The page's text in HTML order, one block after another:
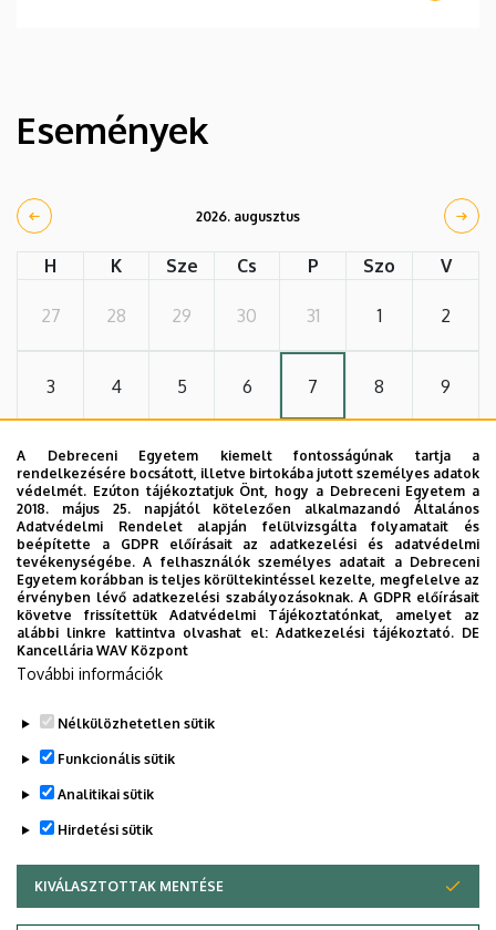
Események
2026. augusztus
H K Sze Cs P Szo V
27 28 29 30 31 1 2
3 4 5 6 7 8 9
10 11 12 13 14 15 16
17 18 19 20 21 22 23
24 25 26 27 28 29 30
31 1
A Debreceni Egyetem kiemelt fontosságúnak tartja a
rendelkezésére bocsátott, illetve birtokába jutott személyes adatok
védelmét. Ezúton tájékoztatjuk Önt, hogy a Debreceni Egyetem a
2018. május 25. napjától kötelezően alkalmazandó Általános
Adatvédelmi Rendelet alapján felülvizsgálta folyamatait és
beépítette a GDPR előírásait az adatkezelési és adatvédelmi
tevékenységébe. A felhasználók személyes adatait a Debreceni
Egyetem korábban is teljes körültekintéssel kezelte, megfelelve az
érvényben lévő adatkezelési szabályozásoknak. A GDPR előírásait
követve frissítettük Adatvédelmi Tájékoztatónkat, amelyet az
alábbi linkre kattintva olvashat el:Adatkezelési tájékoztató. DE
Kancellária WAV Központ
További információk
Nélkülözhetetlen sütik
Funkcionális sütik
Analitikai sütik
Hirdetési sütik
KIVÁLASZTOTTAK MENTÉSE
WITHDRAW CONSENT